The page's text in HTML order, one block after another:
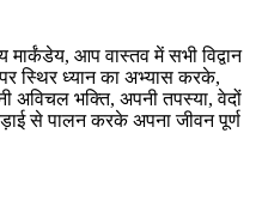
मार्कंडेय, आप वास्तव में सभी विद्वान
पर स्थिर ध्यान का अभ्यास करके,
अविचल भक्ति, अपनी तपस्या, वेदों
से पालन करके अपना जीवन पूर्ण